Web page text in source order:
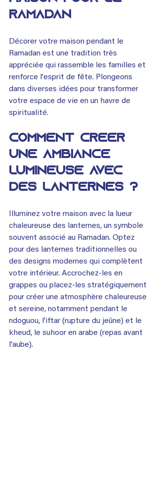
Ramadan
Décorer votre maison pendant le
Ramadan est une tradition très
appréciée qui rassemble les familles et
renforce l'esprit de fête. Plongeons
dans diverses idées pour transformer
votre espace de vie en un havre de
spiritualité.
Comment créer
une ambiance
lumineuse avec
des lanternes ?
Illuminez votre maison avec la lueur
chaleureuse des lanternes, un symbole
souvent associé au Ramadan. Optez
pour des lanternes traditionnelles ou
des designs modernes qui complètent
votre intérieur. Accrochez-les en
grappes ou placez-les stratégiquement
pour créer une atmosphère chaleureuse
et sereine, notamment pendant le
ndoguou, l'iftar (rupture du jeûne) et le
kheud, le suhoor en arabe (repas avant
l'aube).